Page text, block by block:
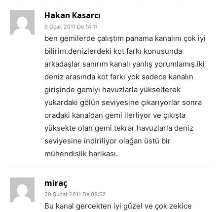
Hakan Kasarcı
9 Ocak 2011 De 14:11
ben gemilerde çalıştım panama kanalını çok iyi
bilirim.denizlerdeki kot farkı konusunda
arkadaşlar sanırım kanalı yanlış yorumlamış.iki
deniz arasında kot farkı yok sadece kanalın
girişinde gemiyi havuzlarla yükselterek
yukardaki gölün seviyesine çıkarıyorlar sonra
oradaki kanaldan gemi ilerliyor ve çıkışta
yüksekte olan gemi tekrar havuzlarla deniz
seviyesine indiriliyor olağan üstü bir
mühendislik harikası.
miraç
20 Şubat 2011 De 09:52
Bu kanal gercekten iyi güzel ve çok zekice